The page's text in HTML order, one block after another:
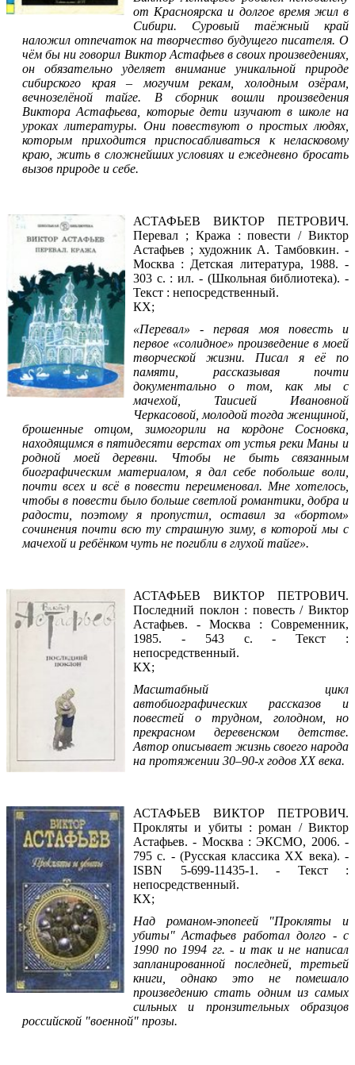
от Красноярска и долгое время жил в
Сибири. Суровый таёжный край
наложил отпечаток на творчество будущего писателя. О
чём бы ни говорил Виктор Астафьев в своих произведениях,
он обязательно уделяет внимание уникальной природе
сибирского края – могучим рекам, холодным озёрам,
вечнозелёной тайге. В сборник вошли произведения
Виктора Астафьева, которые дети изучают в школе на
уроках литературы. Они повествуют о простых людях,
которым приходится приспосабливаться к неласковому
краю, жить в сложнейших условиях и ежедневно бросать
вызов природе и себе.
АСТАФЬЕВ ВИКТОР ПЕТРОВИЧ.
Перевал ; Кража : повести / Виктор
Астафьев ; художник А. Тамбовкин. -
Москва : Детская литература, 1988. -
303 с. : ил. - (Школьная библиотека). -
Текст : непосредственный.
КХ;
«Перевал» - первая моя повесть и
первое «солидное» произведение в моей
творческой жизни. Писал я её по
памяти, рассказывая почти
документально о том, как мы с
мачехой, Таисией Ивановной
Черкасовой, молодой тогда женщиной,
брошенные отцом, зимогорили на кордоне Сосновка,
находящимся в пятидесяти верстах от устья реки Маны и
родной моей деревни. Чтобы не быть связанным
биографическим материалом, я дал себе побольше воли,
почти всех и всё в повести переименовал. Мне хотелось,
чтобы в повести было больше светлой романтики, добра и
радости, поэтому я пропустил, оставил за «бортом»
сочинения почти всю ту страшную зиму, в которой мы с
мачехой и ребёнком чуть не погибли в глухой тайге».
АСТАФЬЕВ ВИКТОР ПЕТРОВИЧ.
Последний поклон : повесть / Виктор
Астафьев. - Москва : Современник,
1985. - 543 с. - Текст :
непосредственный.
КХ;
Масштабный цикл
автобиографических рассказов и
повестей о трудном, голодном, но
прекрасном деревенском детстве.
Автор описывает жизнь своего народа
на протяжении 30–90-х годов XX века.
АСТАФЬЕВ ВИКТОР ПЕТРОВИЧ.
Прокляты и убиты : роман / Виктор
Астафьев. - Москва : ЭКСМО, 2006. -
795 с. - (Русская классика XX века). -
ISBN 5-699-11435-1. - Текст :
непосредственный.
КХ;
Над романом-эпопеей "Прокляты и
убиты" Астафьев работал долго - с
1990 по 1994 гг. - и так и не написал
запланированной последней, третьей
книги, однако это не помешало
произведению стать одним из самых
сильных и пронзительных образцов
российской "военной" прозы.